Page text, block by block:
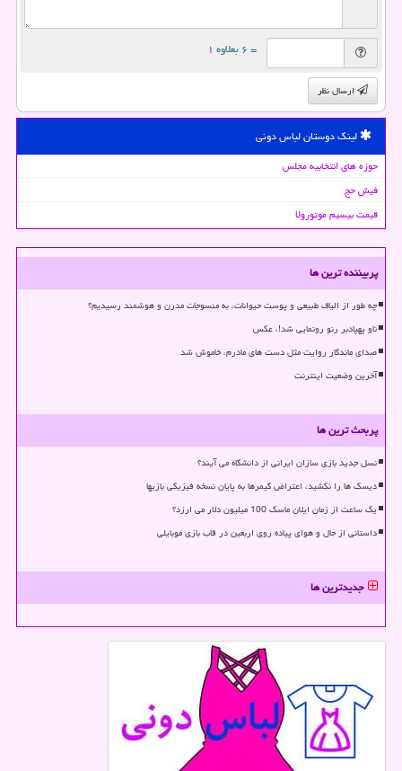
= ۶ بعلاوه ۱
ارسال نظر
لینک دوستان لباس دونی
حوزه های انتخابیه مجلس
فیش حج
قیمت بیسیم موتورولا
پربیننده ترین ها
چه طور از الیاف طبیعی و پوست حیوانات، به منسوجات مدرن و هوشمند رسیدیم؟
ناو پهپادبر رنو رونمایی شد!، عکس
صدای ماندگار روایت مثل دست های مادرم، خاموش شد
آخرین وضعیت اینترنت
پربحث ترین ها
نسل جدید بازی سازان ایرانی از دانشگاه می آیند؟
دیسک ها را نکشید، اعتراض گیمرها به پایان نسخه فیزیکی بازیها
یک ساعت از زمان ایلان ماسک 100 میلیون دلار می ارزد؟
داستانی از حال و هوای پیاده روی اربعین در قاب بازی موبایلی
جدیدترین ها